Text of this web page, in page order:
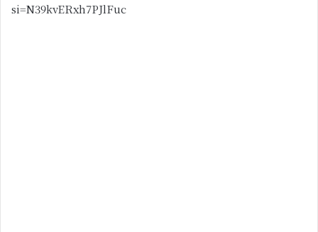
si=N39kvERxh7PJlFuc